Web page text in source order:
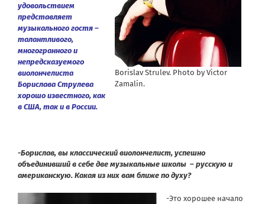
Borislav Strulev. Photo by Victor
Zamalin.
удовольствием
представляет
музыкального гостя –
талантливого,
многогранного и
непредсказуемого
виолончелиста
Борислава Струлева
хорошо известного, как
в США, так и в России.
-Борислав, вы классический виолончелист, успешно
объединивший в себе две музыкальные школы – русскую и
американскую. Какая из них вам ближе по духу?
-Это хорошее начало